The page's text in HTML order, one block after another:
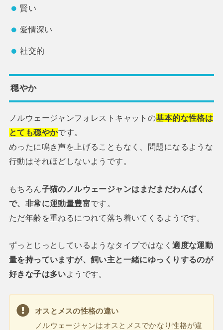
賢い
愛情深い
社交的
穏やか
ノルウェージャンフォレストキャットの基本的な性格は
とても穏やかです。
めったに鳴き声を上げることもなく、問題になるような
行動はそれほどしないようです。
もちろん 子猫のノルウェージャンはまだまだわんぱく
で、非常に運動量豊富です。
ただ年齢を重ねるにつれて落ち着いてくるようです。
ずっとじっとしているようなタイプではなく適度な運動
量を持っていますが、飼い主と一緒にゆっくりするのが
好きな子は多いようです。
オスとメスの性格の違い
ノルウェージャンはオスとメスでかなり性格が違